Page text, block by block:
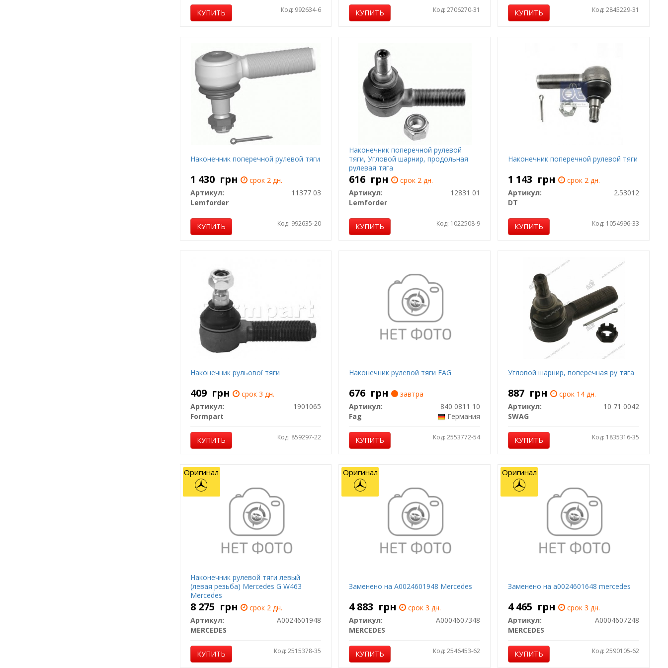
КУПИТЬ Код: 992634-6 КУПИТЬ Код: 2706270-31 КУПИТЬ Код: 2845229-31
Наконечник поперечной рулевой тяги
1 430 грн
срок 2 дн.
Артикул:
11377 03
Lemforder
КУПИТЬ Код: 992635-20
Наконечник поперечной рулевой
тяги, Угловой шарнир, продольная
рулевая тяга
616 грн
срок 2 дн.
Артикул:
12831 01
Lemforder
КУПИТЬ Код: 1022508-9
Наконечник поперечной рулевой тяги
1 143 грн
срок 2 дн.
Артикул:
2.53012
DT
КУПИТЬ Код: 1054996-33
Наконечник рульової тяги
409 грн
срок 3 дн.
Артикул:
1901065
Formpart
КУПИТЬ Код: 859297-22
Наконечник рулевой тяги FAG
676 грн
завтра
Артикул:
840 0811 10
Fag
Германия
КУПИТЬ Код: 2553772-54
Угловой шарнир, поперечная ру тяга
887 грн
срок 14 дн.
Артикул:
10 71 0042
SWAG
КУПИТЬ Код: 1835316-35
Наконечник рулевой тяги левый
(левая резьба) Mercedes G W463
Mercedes
8 275 грн
срок 2 дн.
Артикул:
A0024601948
MERCEDES
КУПИТЬ Код: 2515378-35
Оригинал
Заменено на A0024601948 Mercedes
4 883 грн
срок 3 дн.
Артикул:
A0004607348
MERCEDES
КУПИТЬ Код: 2546453-62
Оригинал
Заменено на a0024601648 mercedes
4 465 грн
срок 3 дн.
Артикул:
A0004607248
MERCEDES
КУПИТЬ Код: 2590105-62
Оригинал